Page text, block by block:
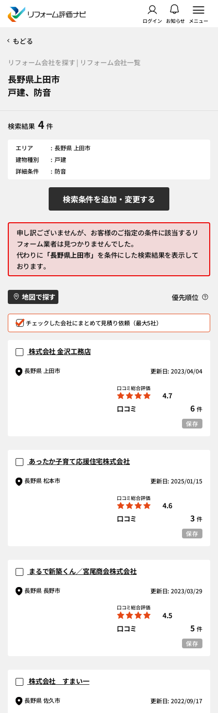
ログイン お知らせ メニュー
もどる
リフォーム会社を探す | リフォーム会社一覧
長野県上田市
戸建、防音
検索結果 4 件
エリア
長野県 上田市
建物種別
戸建
詳細条件
防音
検索条件を追加・変更する
申し訳ございませんが、お客様のご指定の条件に該当するリ
フォーム業者は見つかりませんでした。
代わりに 「長野県上田市」 を条件にした検索結果を表示して
おります。
地図で探す 優先順位
チェックした会社にまとめて見積り依頼（最大5社）
株式会社 金沢工務店
長野県 上田市 更新日: 2023/04/04
口コミ総合評価
4.7
口コミ
6 件
保存
あったか子育て応援住宅株式会社
長野県 松本市 更新日: 2025/01/15
口コミ総合評価
4.6
口コミ
3 件
保存
まるで新築くん／宮尾商会株式会社
長野県 長野市 更新日: 2023/03/29
口コミ総合評価
4.5
口コミ
5 件
保存
株式会社 すまい一
長野県 佐久市 更新日: 2022/09/17